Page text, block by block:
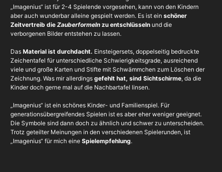
„Imagenius“ ist für 2-4 Spielende vorgesehen, kann von den Kindern
aber auch wunderbar alleine gespielt werden. Es ist ein schöner
Zeitvertreib die Zauberformelnzu entschlüsselnund die
verborgenen Bilder entstehen zu lassen.
Das Material ist durchdacht. Einsteigersets, doppelseitig bedruckte
Zeichentafel für unterschiedliche Schwierigkeitsgrade, ausreichend
viele und große Karten und Stifte mit Schwämmchen zum Löschen der
Zeichnung. Was mir allerdings gefehlt hat, sind Sichtschirme, da die
Kinder doch gerne mal auf die Nachbartafel linsen.
„Imagenius“ ist ein schönes Kinder- und Familienspiel. Für
generationsübergreifendes Spielen ist es aber eher weniger geeignet.
Die Symbole sind dann doch zu ähnlich und schwer zu unterscheiden.
Trotz geteilter Meinungen in den verschiedenen Spielerunden, ist
„Imagenius“ für mich eineSpielempfehlung.